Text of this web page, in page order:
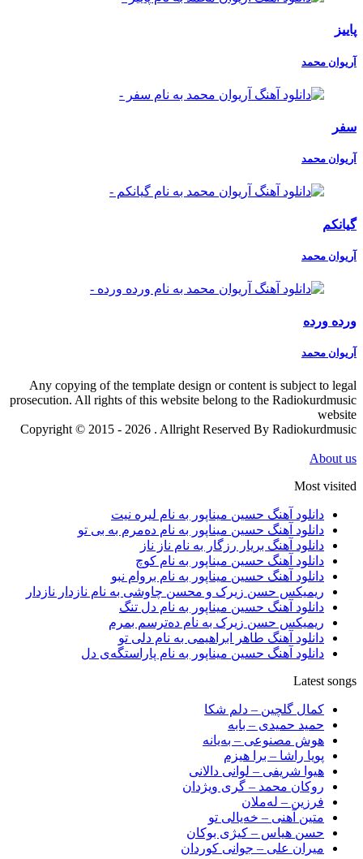
پاییز
آریوان محمد
سفر
آریوان محمد
گیانکم
آریوان محمد
ورده ورده
آریوان محمد
Any copying of the template design or content is subject to legal
prosecution. All rights of this website belong to the Radiokurdmusic
website
Copyright © 2015 - 2026 . Allright Reserved By Radiokurdmusic
About us
Most visited
دانلود آهنگ حسین میناپور به نام لیره نیت
دانلود آهنگ حسین میناپور به نام دەمرم بە بی تو
دانلود آهنگ بریار رزگار به نام ناز ناز
دانلود آهنگ حسین میناپور به نام کوچ
دانلود آهنگ حسین میناپور به نام بروام نبو
ریمیکس حسن زیرک و محسن چاوشی به نام نازدار نازدار
دانلود آهنگ حسین میناپور به نام دل تنگ
ریمیکس حسن زیرک به نام دەترسم بمرم
دانلود آهنگ طاهر ابراهیمی به نام دلی تو
دانلود آهنگ حسین میناپور به نام پاراستگەی دل
Latest songs
کمال گلچین – دلم شکا
حمید حمیدی – بابه
هوش مصنوعی – بەیانە
پویا راشا – برا هیزم
هیوا شریفی – لوانی دالانی
روکان محمد – گری ویژدان
فرزین – لەملان
متین آهنی – خەیالی تو
حسن هیاس – کیژی بوکان
میران علی – جوانی کوردان